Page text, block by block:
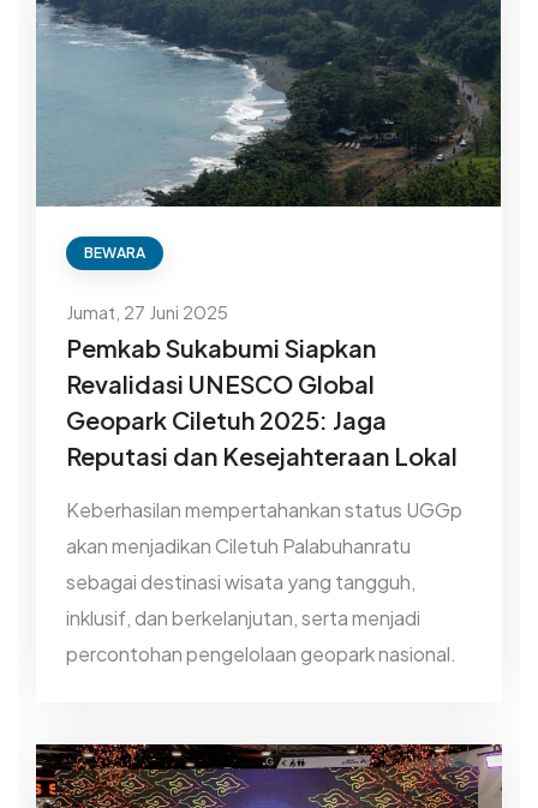
BEWARA
Jumat, 27 Juni 2025
Pemkab Sukabumi Siapkan
Revalidasi UNESCO Global
Geopark Ciletuh 2025: Jaga
Reputasi dan Kesejahteraan Lokal
Keberhasilan mempertahankan status UGGp
akan menjadikan Ciletuh Palabuhanratu
sebagai destinasi wisata yang tangguh,
inklusif, dan berkelanjutan, serta menjadi
percontohan pengelolaan geopark nasional.